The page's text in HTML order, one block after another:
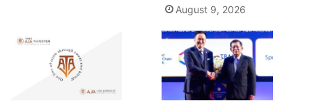
August 9, 2026